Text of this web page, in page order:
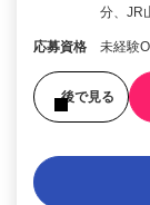
分、JR
応募資格 未経験
後で見る